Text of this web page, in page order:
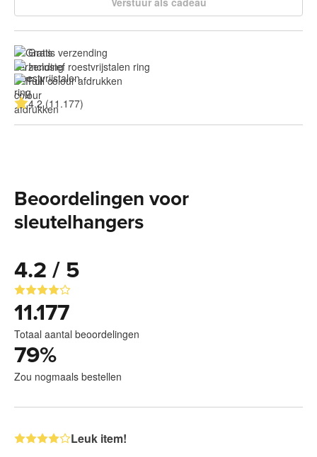
Gratis verzending
Inclusief roestvrijstalen ring
Full colour afdrukken
4.2 (11.177)
Beoordelingen voor
sleutelhangers
4.2 / 5
11.177
Totaal aantal beoordelingen
79%
Zou nogmaals bestellen
Leuk item!